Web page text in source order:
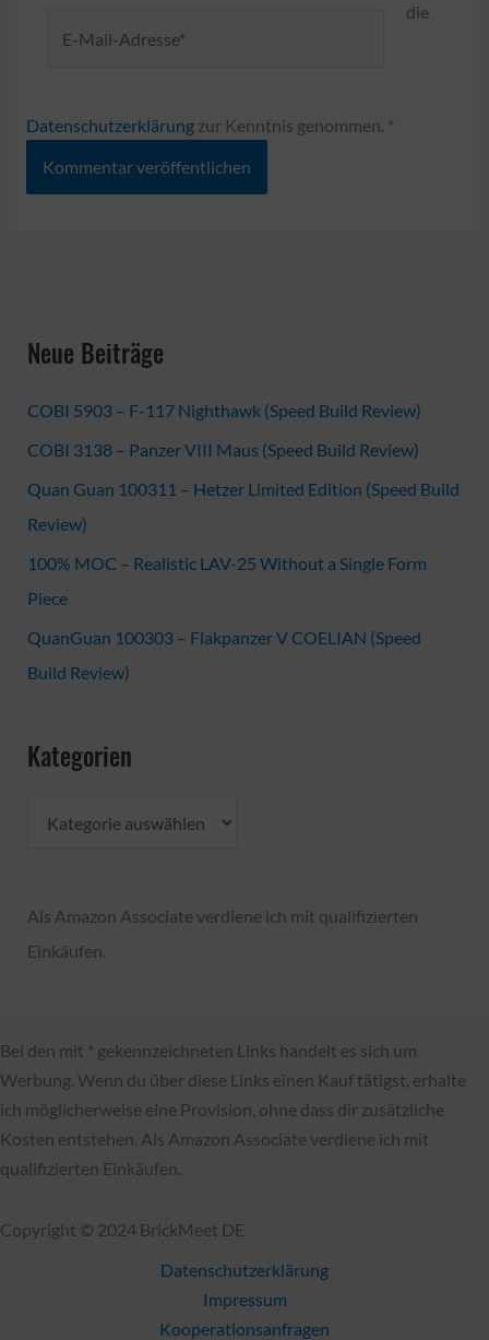
Mail-
die
Datenschutzerklärungzur Kenntnis genommen. *
Neue Beiträge
COBI 5903 – F-117 Nighthawk (Speed Build Review)
COBI 3138 – Panzer VIII Maus (Speed Build Review)
Quan Guan 100311 – Hetzer Limited Edition (Speed Build
Review)
100% MOC – Realistic LAV-25 Without a Single Form
Piece
QuanGuan 100303 – Flakpanzer V COELIAN (Speed
Build Review)
Kategorien
e
g
i
e
Als Amazon Associate verdiene ich mit qualifizierten
Einkäufen.
Bei den mit * gekennzeichneten Links handelt es sich um
Werbung. Wenn du über diese Links einen Kauf tätigst, erhalte
ich möglicherweise eine Provision, ohne dass dir zusätzliche
Kosten entstehen. Als Amazon Associate verdiene ich mit
qualifizierten Einkäufen.
Copyright © 2024 BrickMeet DE
Datenschutzerklärung
Impressum
Kooperationsanfragen